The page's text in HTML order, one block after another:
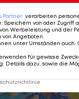
of Fame der
Partner verarbeiten
: Speichern von oder Zugriff
Werbeleistung und der
von Angeboten
unter Umständen auch:
für gewisse
Details dazu, sowie die